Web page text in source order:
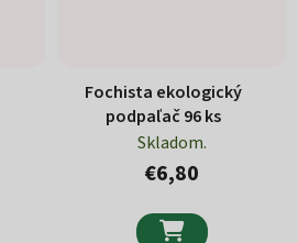
Fochista ekologický
podpaľač 96 ks
Skladom.
€6,80
